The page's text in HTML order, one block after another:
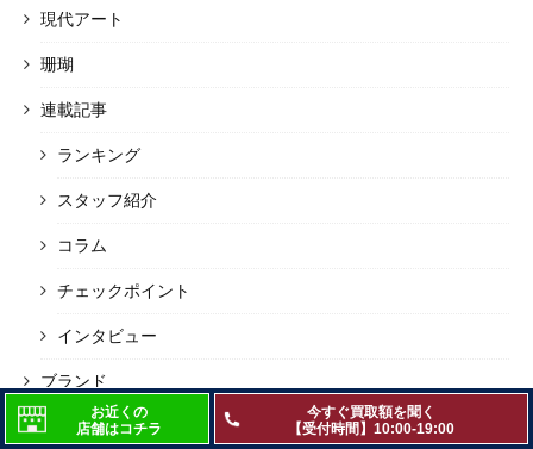
現代アート
珊瑚
連載記事
ランキング
スタッフ紹介
コラム
チェックポイント
インタビュー
ブランド
ブロンズ・彫刻
お近くの
店舗はコチラ
今すぐ買取額を聞く
【受付時間】10:00-19:00